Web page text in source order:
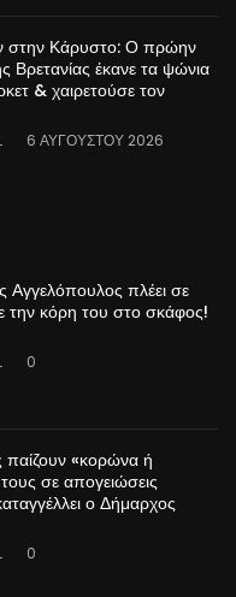
στην Κάρυστο: Ο πρώην
έκανε τα ψώνια
& χαιρετούσε τον
6 ΑΥΓΟΎΣΤΟΥ 2026
Αγγελόπουλος πλέει σε
την κόρη του στο σκάφος!
0
παίζουν «κορώνα ή
σε απογειώσεις
ο Δήμαρχος
0